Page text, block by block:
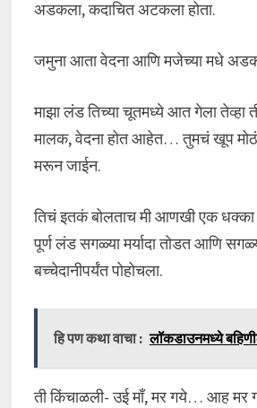
अडकला, कदाचित अटकला होता.
जमुना आता वेदना आणि मजेच्या मधे
माझा लंड तिच्या चूतमध्ये आत गेला तेव्हा
मालक, वेदना होत आहेत… तुमचं खूप
मरून जाईन.
तिचं इतकं बोलताच मी आणखी एक धक्का
पूर्ण लंड सगळ्या मर्यादा तोडत आणि
बच्चेदानीपर्यंत पोहोचला.
हि पण कथा वाचा : लॉकडाउनमध्ये
ती किंचाळली- उई माँ, मर गये… आह मर